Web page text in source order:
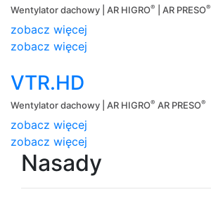
Wentylator dachowy | AR HIGRO® | AR PRESO®
zobacz więcej
zobacz więcej
VTR.HD
Wentylator dachowy | AR HIGRO® AR PRESO®
zobacz więcej
zobacz więcej
Nasady